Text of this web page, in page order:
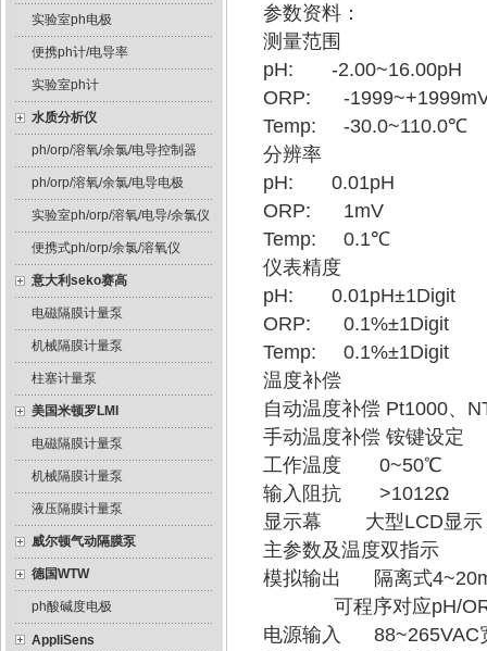
实验室ph电极
便携ph计/电导率
实验室ph计
水质分析仪
ph/orp/溶氧/余氯/电导控制器
ph/orp/溶氧/余氯/电导电极
实验室ph/orp/溶氧/电导/余氯仪
便携式ph/orp/余氯/溶氧仪
意大利seko赛高
电磁隔膜计量泵
机械隔膜计量泵
柱塞计量泵
美国米顿罗LMI
电磁隔膜计量泵
机械隔膜计量泵
液压隔膜计量泵
威尔顿气动隔膜泵
德国WTW
ph酸碱度电极
AppliSens
参数资料：
测量范围
pH: -2.00~16.00pH
ORP: -
Temp: -30.0~110.0℃
分辨率
pH: 0.01pH
ORP: 1mV
Temp: 0.1℃
仪表精度
pH: 0.01pH±1Digit
ORP: 0.1%±1Digit
Temp: 0.1%±1Digit
温度补偿
自动温度补偿 Pt1000、
手动温度补偿 铵键设定
工作温度 0~50℃
输入阻抗 >1012Ω
显示幕 大型LCD显示
主参数及温度双指示
模拟输出 隔离式
可程序对应pH/
电源输入 88~265VAC